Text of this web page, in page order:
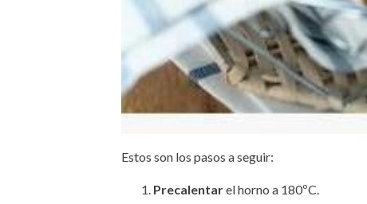
Estos son los pasos a seguir:
Precalentarel horno a 180ºC.